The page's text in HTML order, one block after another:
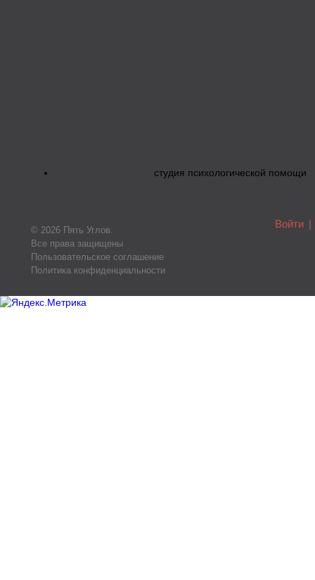
студия психологической помощи
© 2026 Пять Углов.
Все права защищены
Пользовательское соглашение
Политика конфиденциальности
Войти